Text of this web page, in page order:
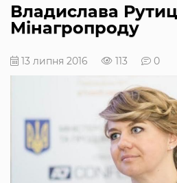
Владислава
Мінагропроду
13 липня 2016 113 0